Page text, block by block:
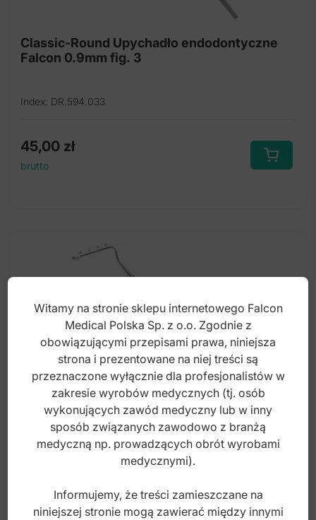
Classic-Round Upychadło endodontyczne
Falcon 0.9mm fig. 3
Index: DR.594.033
45,00 zł
brutto
Soft-Line Upychadło endodontyczne Falcon
0.9mm fig. 3
Index: DR.594.034
Witamy na stronie sklepu internetowego Falcon
Medical Polska Sp. z o.o. Zgodnie z
obowiązującymi przepisami prawa, niniejsza
strona i prezentowane na niej treści są
przeznaczone wyłącznie dla profesjonalistów w
zakresie wyrobów medycznych (tj. osób
wykonujących zawód medyczny lub w inny
sposób związanych zawodowo z branżą
medyczną np. prowadzących obrót wyrobami
medycznymi).
Informujemy, że treści zamieszczane na
niniejszej stronie mogą zawierać między innymi